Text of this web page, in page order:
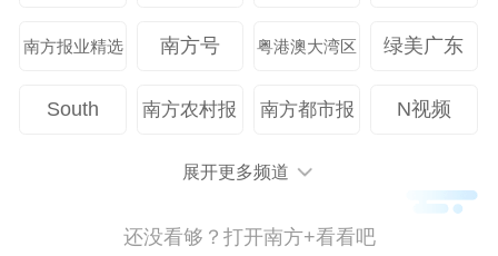
缓解末端配送难题。与此同时，美团将协调
配送站点和友好社区、街道建立更密切的线
助老等公益活动。
南方报业精选 南方号 粤港澳大湾区 绿美广东
South 南方农村报 南方都市报 N视频
展开更多频道
还没看够？打开南方+看看吧